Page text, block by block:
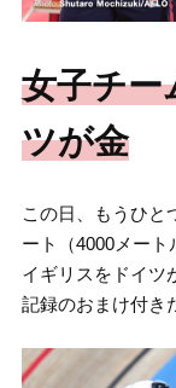
女子チー
ツが金
この日、もうひと
ート（4000メー
イギリスをドイツ
記録のおまけ付き